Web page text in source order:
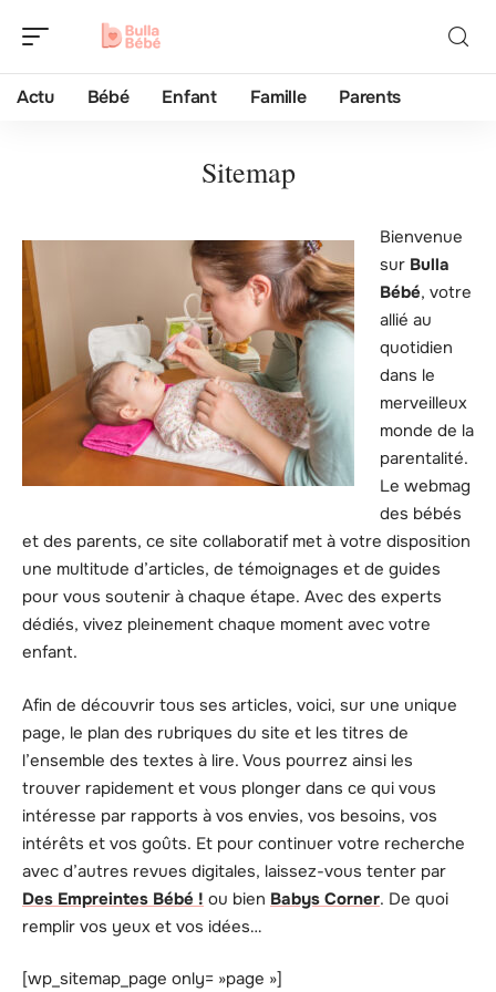
Actu Bébé Enfant Famille Parents
Sitemap
Bienvenue
sur Bulla
Bébé, votre
allié au
quotidien
dans le
merveilleux
monde de la
parentalité.
Le webmag
des bébés
et des parents, ce site collaboratif met à votre disposition
une multitude d’articles, de témoignages et de guides
pour vous soutenir à chaque étape. Avec des experts
dédiés, vivez pleinement chaque moment avec votre
enfant.
Afin de découvrir tous ses articles, voici, sur une unique
page, le plan des rubriques du site et les titres de
l’ensemble des textes à lire. Vous pourrez ainsi les
trouver rapidement et vous plonger dans ce qui vous
intéresse par rapports à vos envies, vos besoins, vos
intérêts et vos goûts. Et pour continuer votre recherche
avec d’autres revues digitales, laissez-vous tenter par
Des Empreintes Bébé ! ou bien Babys Corner. De quoi
remplir vos yeux et vos idées…
[wp_sitemap_page only= »page »]